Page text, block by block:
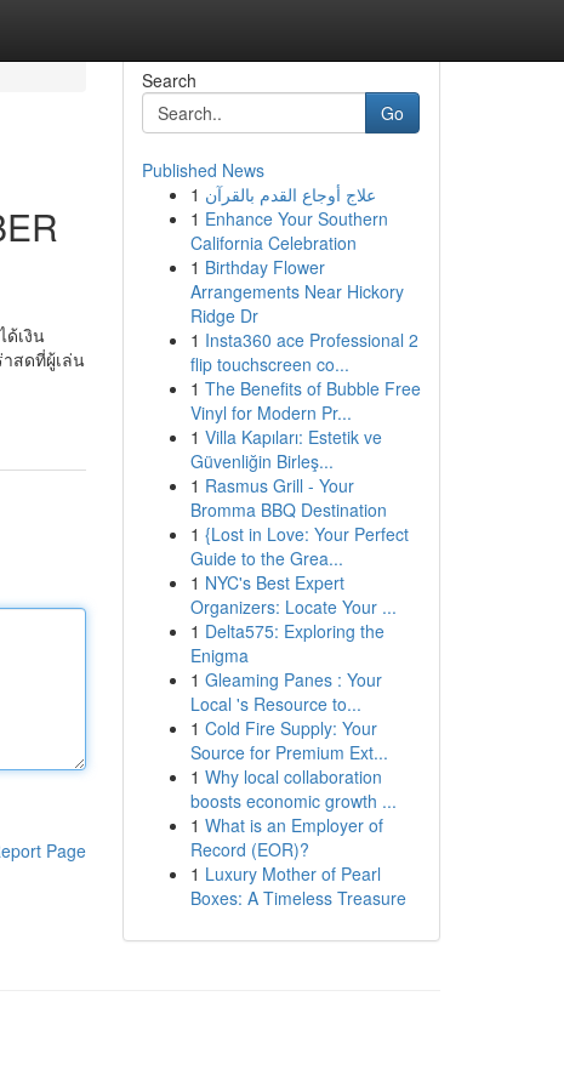
ด้เงิน
สดที่ผู้เล่น
Page
Search
Go
Published News
1 علاج أوجاع القدم بالقرآن
1 Enhance Your Southern
California Celebration
1 Birthday Flower
Arrangements Near Hickory
Ridge Dr
1 Insta360 ace Professional 2
flip touchscreen co...
1 The Benefits of Bubble Free
Vinyl for Modern Pr...
1 Villa Kapıları: Estetik ve
Güvenliğin Birleş...
1 Rasmus Grill - Your
Bromma BBQ Destination
1 {Lost in Love: Your Perfect
Guide to the Grea...
1 NYC's Best Expert
Organizers: Locate Your ...
1 Delta575: Exploring the
Enigma
1 Gleaming Panes : Your
Local 's Resource to...
1 Cold Fire Supply: Your
Source for Premium Ext...
1 Why local collaboration
boosts economic growth ...
1 What is an Employer of
Record (EOR)?
1 Luxury Mother of Pearl
Boxes: A Timeless Treasure